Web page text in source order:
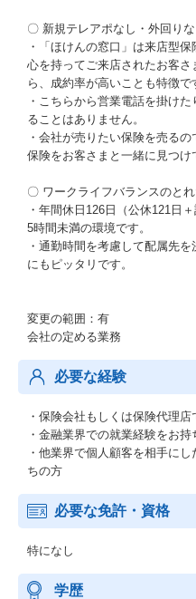
〇 新規テレアポなし・外回り
・「ほけんの窓口」は来店型
心を持ってご来店されたお客
ら、成約率が高いことも特徴で
・こちらから営業電話を掛け
ることはありません。
・会社が売りたい保険を売る
保険をお客さまと一緒に見つけ
〇 ワークライフバランスのと
・年間休日126日（公休121日
5時間未満の環境です。
・通勤時間を考慮して配属先
にもピッタリです。
変更の範囲：有
会社の定める業務
必要な経験
・保険会社もしくは保険代理
・金融業界での就業経験をお持
・他業界で個人顧客を相手に
ちの方
必要な免許・資格
特になし
学歴